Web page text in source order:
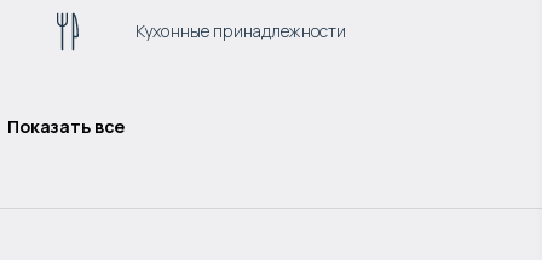
Кухонные принадлежности
Показать все